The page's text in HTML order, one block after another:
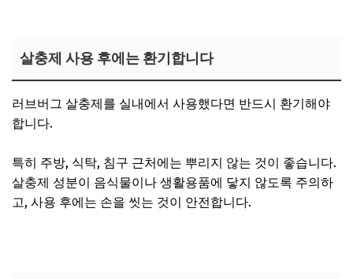
살충제 사용 후에는 환기합니다
러브버그 살충제를 실내에서 사용했다면 반드시 환기해야
합니다.
특히 주방, 식탁, 침구 근처에는 뿌리지 않는 것이 좋습니다.
살충제 성분이 음식물이나 생활용품에 닿지 않도록 주의하
고, 사용 후에는 손을 씻는 것이 안전합니다.